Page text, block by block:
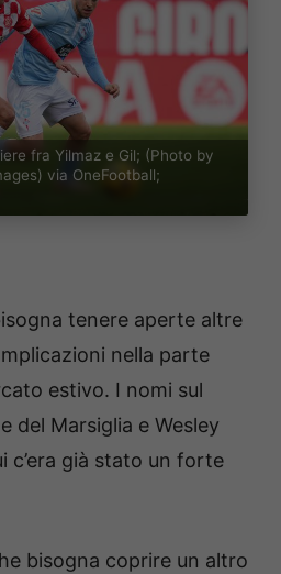
fra Yilmaz e Gil; (Photo by
via OneFootball;
tenere aperte altre
nella parte
estivo. I nomi sul
del Marsiglia e Wesley
c’era già stato un forte
bisogna coprire un altro